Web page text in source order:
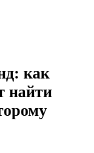
как
найти